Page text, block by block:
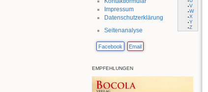
V
W
X
Y
Z
Impressum
Datenschutzerklärung
Seitenanalyse
Facebook Email
EMPFEHLUNGEN